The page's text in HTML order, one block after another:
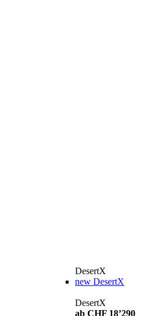
DesertX
new DesertX
DesertX
ab CHF 18’290